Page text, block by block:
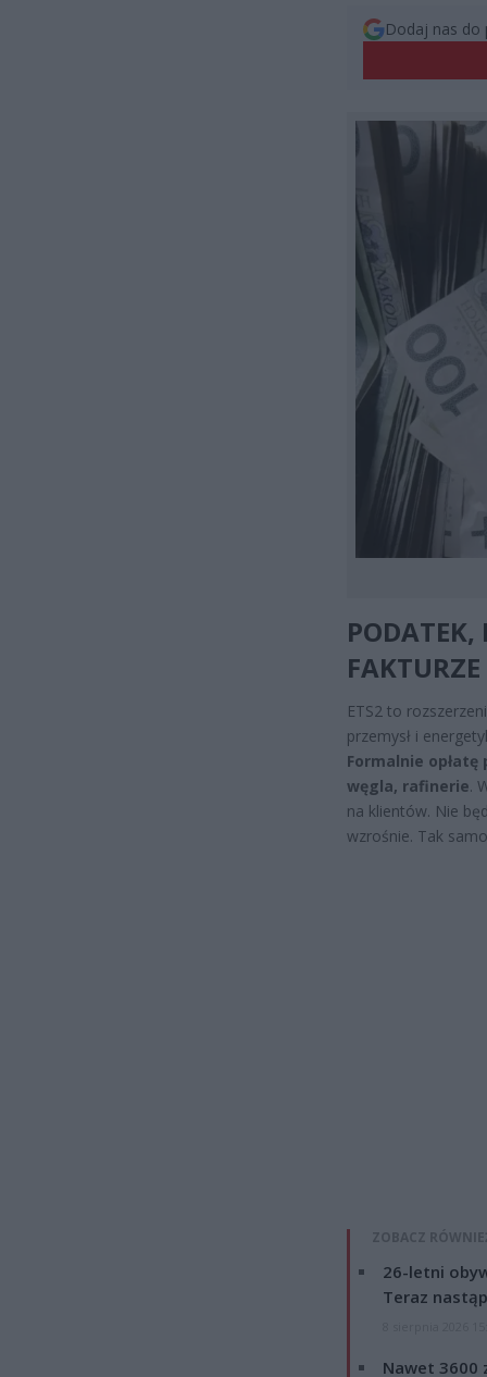
Dodaj nas do
PODATEK,
FAKTURZE
ETS2 to
przemysł i
Formalnie
węgla, rafinerie.
na klientów. Nie
wzrośnie. Tak
ZOBACZ
26-letni
Teraz
Nawet 3600